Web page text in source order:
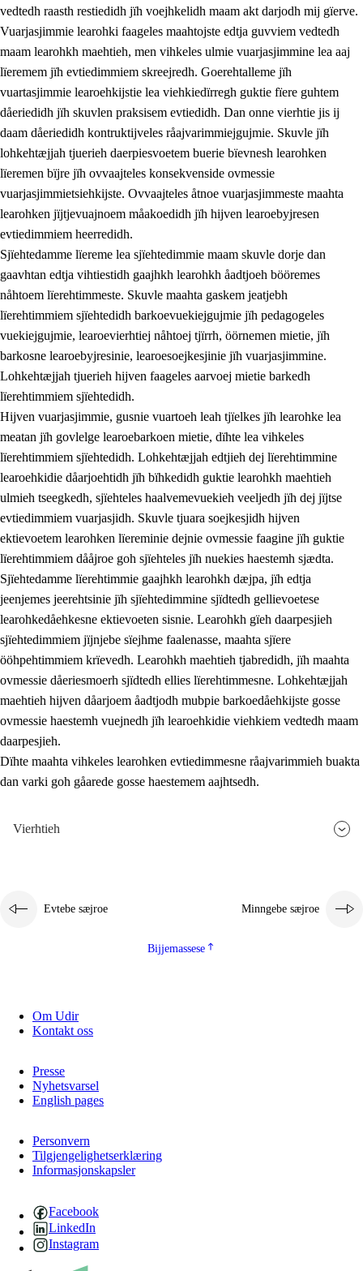
vedtedh raasth restiedidh jïh voejhkelidh maam akt darjodh mij gïerve.
Vuarjasjimmie learohki faageles maahtojste edtja guvviem vedtedh
maam learohkh maehtieh, men vihkeles ulmie vuarjasjimmine lea aaj
lïeremem jïh evtiedimmiem skreejredh. Goerehtalleme jïh
vuartasjimmie learoehkijstie lea viehkiedïrregh guktie fïere guhtem
dåeriedidh jïh skuvlen praksisem evtiedidh. Dan onne vierhtie jis ij
daam dåeriedidh kontruktijveles råajvarimmiejgujmie. Skuvle jïh
lohkehtæjjah tjuerieh daerpiesvoetem buerie bïevnesh learohken
lïeremen bïjre jïh ovvaajteles konsekvenside ovmessie
vuarjasjimmietsiehkijste. Ovvaajteles åtnoe vuarjasjimmeste maahta
learohken jïjtjevuajnoem måakoedidh jïh hijven learoebyjresen
evtiedimmiem heerredidh.
Sjïehtedamme lïereme lea sjïehtedimmie maam skuvle dorje dan
gaavhtan edtja vihtiestidh gaajhkh learohkh åadtjoeh bööremes
nåhtoem lïerehtimmeste. Skuvle maahta gaskem jeatjebh
lïerehtimmiem sjïehtedidh barkoevuekiejgujmie jïh pedagogeles
vuekiejgujmie, learoevierhtiej nåhtoej tjïrrh, öörnemen mietie, jïh
barkosne learoebyjresinie, learoesoejkesjinie jïh vuarjasjimmine.
Lohkehtæjjah tjuerieh hijven faageles aarvoej mietie barkedh
lïerehtimmiem sjïehtedidh.
Hijven vuarjasjimmie, gusnie vuartoeh leah tjïelkes jïh learohke lea
meatan jïh govlelge learoebarkoen mietie, dïhte lea vihkeles
lïerehtimmiem sjïehtedidh. Lohkehtæjjah edtjieh dej lïerehtimmine
learoehkidie dåarjoehtidh jïh bïhkedidh guktie learohkh maehtieh
ulmieh tseegkedh, sjïehteles haalvemevuekieh veeljedh jïh dej jïjtse
evtiedimmiem vuarjasjidh. Skuvle tjuara soejkesjidh hijven
ektievoetem learohken lïereminie dejnie ovmessie faagine jïh guktie
lïerehtimmiem dååjroe goh sjïehteles jïh nuekies haestemh sjædta.
Sjïehtedamme lïerehtimmie gaajhkh learohkh dæjpa, jïh edtja
jeenjemes jeerehtsinie jïh sjïehtedimmine sjïdtedh gellievoetese
learohkedåehkesne ektievoeten sisnie. Learohkh gïeh daarpesjieh
sjïehtedimmiem jïjnjebe sïejhme faalenasse, maahta sjïere
ööhpehtimmiem krïevedh. Learohkh maehtieh tjabredidh, jïh maahta
ovmessie dåeriesmoerh sjïdtedh ellies lïerehtimmesne. Lohkehtæjjah
maehtieh hijven dåarjoem åadtjodh mubpie barkoedåehkijste gosse
ovmessie haestemh vuejnedh jïh learoehkidie viehkiem vedtedh maam
daarpesjieh.
Dïhte maahta vihkeles learohken evtiedimmesne råajvarimmieh buakta
dan varki goh gåarede gosse haestemem aajhtsedh.
Vierhtieh
Evtebe sæjroe Minngebe sæjroe
Bijjemassese
Om Udir
Kontakt oss
Presse
Nyhetsvarsel
English pages
Personvern
Tilgjengelighetserklæring
Informasjonskapsler
Facebook
LinkedIn
Instagram